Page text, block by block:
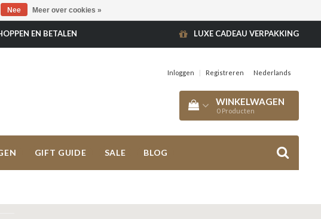
EN BETALEN LUXE CADEAU VERPAKKING
Inloggen | Registreren Nederlands
WINKELWAGEN
0 Producten
GIFT GUIDE SALE BLOG
Nee Meer over cookies »